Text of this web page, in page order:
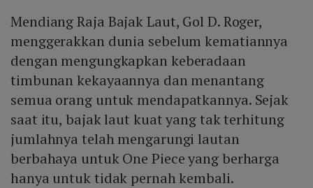
Mendiang Raja Bajak Laut, Gol D. Roger,
menggerakkan dunia sebelum kematiannya
dengan mengungkapkan keberadaan
timbunan kekayaannya dan menantang
semua orang untuk mendapatkannya. Sejak
saat itu, bajak laut kuat yang tak terhitung
jumlahnya telah mengarungi lautan
berbahaya untuk One Piece yang berharga
hanya untuk tidak pernah kembali.